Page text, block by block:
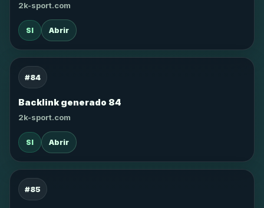
2k-sport.com
SI Abrir
#84
Backlink generado 84
2k-sport.com
SI Abrir
#85